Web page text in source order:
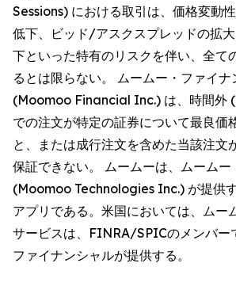
Sessions) における取引は、価格変動
低下、ビッド/アスクスプレッドの拡
下といった特有のリスクを伴い、全て
るとは限らない。 ムームー・ファイナ
(Moomoo Financial Inc.) は、時間外
での注文が特定の証券について最良価
と、または成行注文を含めた当該注文
保証できない。 ムームーは、ムーム
(Moomoo Technologies Inc.) が提供
アプリである。米国においては、ムー
サービスは、FINRA/SPICのメンバー
ファイナンシャルが提供する。